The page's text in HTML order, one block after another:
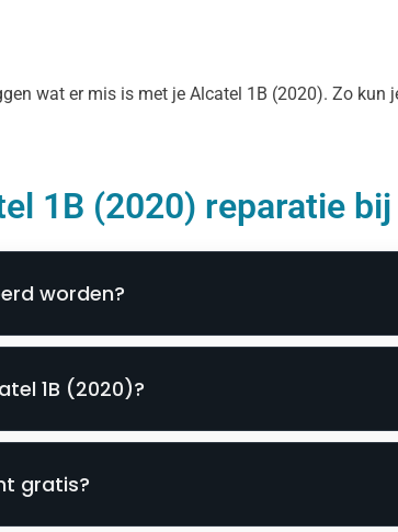
wat er mis is met je Alcatel 1B (2020). Zo kun
1B (2020) reparatie
worden?
1B (2020)?
gratis?